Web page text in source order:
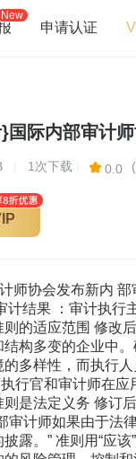
New
申请认证
国际内部审计
1次下载 0.0
师协会发布新内
计结果 ：审计执
的适应范围 修改
构多变的企业中
多样性，而执行
行官和审计师在
是法定义务 修订
审计师如果由于法
露。” 准则用“应